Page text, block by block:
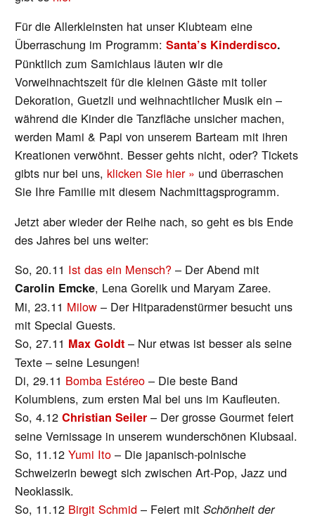
Für die Allerkleinsten hat unser Klubteam eine
Überraschung im Programm:Santa’s Kinderdisco.
Pünktlich zum Samichlaus läuten wir die
Vorweihnachtszeit für die kleinen Gäste mit toller
Dekoration, Guetzli und weihnachtlicher Musik ein –
während die Kinder die Tanzfläche unsicher machen,
werden Mami & Papi von unserem Barteam mit ihren
Kreationen verwöhnt. Besser gehts nicht, oder? Tickets
gibts nur bei uns, klicken Sie hier » und überraschen
Sie Ihre Familie mit diesem Nachmittagsprogramm.
Jetzt aber wieder der Reihe nach, so geht es bis Ende
des Jahres bei uns weiter:
So, 20.11 Ist das ein Mensch? – Der Abend mit
Carolin Emcke, Lena Gorelik und Maryam Zaree.
Mi, 23.11 Milow – Der Hitparadenstürmer besucht uns
mit Special Guests.
So, 27.11 Max Goldt – Nur etwas ist besser als seine
Texte – seine Lesungen!
Di, 29.11 Bomba Estéreo – Die beste Band
Kolumbiens, zum ersten Mal bei uns im Kaufleuten.
So, 4.12Christian Seiler – Der grosse Gourmet feiert
seine Vernissage in unserem wunderschönen Klubsaal.
So, 11.12Yumi Ito– Die japanisch-polnische
Schweizerin bewegt sich zwischen Art-Pop, Jazz und
Neoklassik.
So, 11.12 Birgit Schmid – Feiert mitSchönheit der